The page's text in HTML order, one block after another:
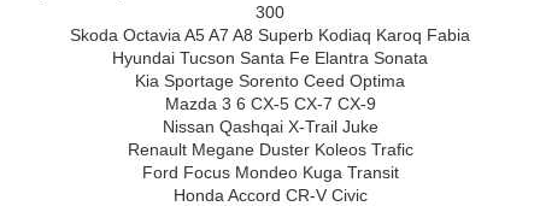
300
Skoda Octavia A5 A7 A8 Superb Kodiaq Karoq Fabia
Hyundai Tucson Santa Fe Elantra Sonata
Kia Sportage Sorento Ceed Optima
Mazda 3 6 CX-5 CX-7 CX-9
Nissan Qashqai X-Trail Juke
Renault Megane Duster Koleos Trafic
Ford Focus Mondeo Kuga Transit
Honda Accord CR-V Civic